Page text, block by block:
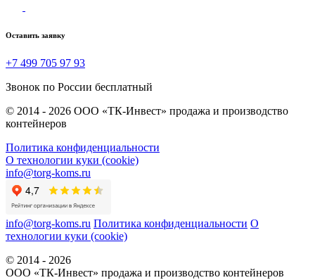
Оставить заявку
+7 499 705 97 93
Звонок по России бесплатный
© 2014 - 2026 ООО «ТК-Инвест» продажа и производство
контейнеров
Политика конфиденциальности
О технологии куки (cookie)
info@torg-koms.ru
info@torg-koms.ru Политика конфиденциальности О
технологии куки (cookie)
© 2014 - 2026
ООО «ТК-Инвест» продажа и производство контейнеров